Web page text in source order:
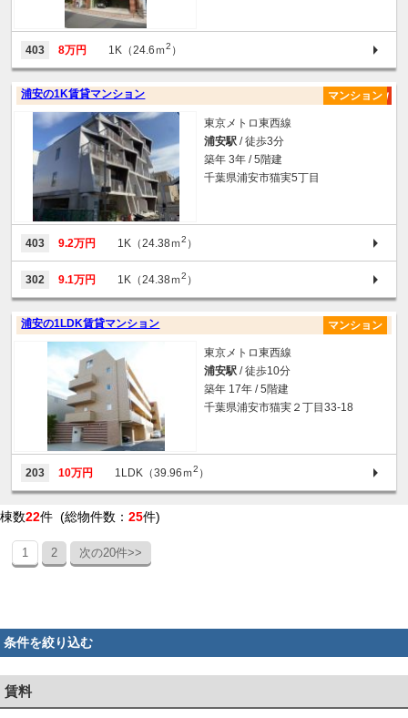
403 8万円 1K（24.6ｍ2 ）
浦安の1K賃貸マンション マンション
東京メトロ東西線
浦安駅 / 徒歩3分
築年 3年 / 5階建
千葉県浦安市猫実5丁目
403 9.2万円 1K（24.38ｍ2 ）
302 9.1万円 1K（24.38ｍ2 ）
浦安の1LDK賃貸マンション マンション
東京メトロ東西線
浦安駅 / 徒歩10分
築年 17年 / 5階建
千葉県浦安市猫実２丁目33-18
203 10万円 1LDK（39.96ｍ2 ）
棟数22件 (総物件数： 25件)
1 2 次の20件>>
条件を絞り込む
賃料